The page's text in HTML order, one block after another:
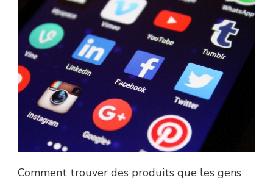
Comment trouver des produits que les gens